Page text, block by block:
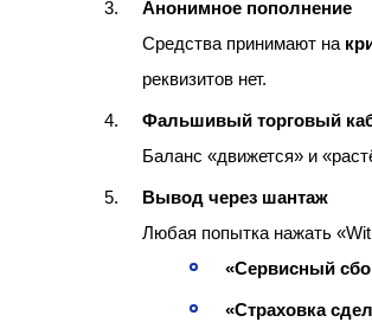
Анонимное пополнение
Средства принимают на
реквизитов нет.
Фальшивый торговый
Баланс «движется» и
Вывод через шантаж
Любая попытка нажать
«Сервисный
«Страховка